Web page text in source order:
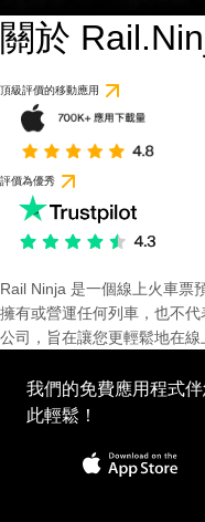
關於
頂級評價的移動應用
評價為優秀
Rail Ninja 是一個線上火車票
擁有或營運任何列車，也不
公司，旨在讓您更輕鬆地在線
我們的免費應用程式
此輕鬆！